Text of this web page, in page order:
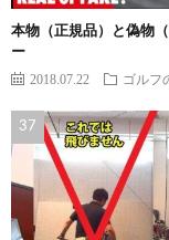
本物（正規品）と偽物
ー
2018.07.22 ゴルフ